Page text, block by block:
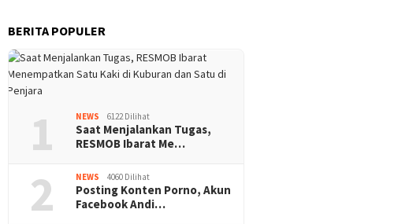
BERITA POPULER
1 NEWS 6122 Dilihat
Saat Menjalankan Tugas,
RESMOB Ibarat Me…
2 NEWS 4060 Dilihat
Posting Konten Porno, Akun
Facebook Andi…